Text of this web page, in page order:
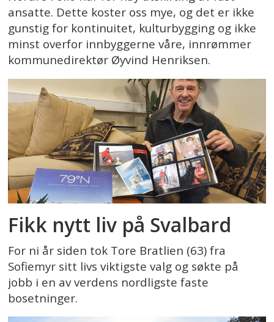
ansatte. Dette koster oss mye, og det er ikke
gunstig for kontinuitet, kulturbygging og ikke
minst overfor innbyggerne våre, innrømmer
kommunedirektør Øyvind Henriksen.
Fikk nytt liv på Svalbard
For ni år siden tok Tore Bratlien (63) fra
Sofiemyr sitt livs viktigste valg og søkte på
jobb i en av verdens nordligste faste
bosetninger.